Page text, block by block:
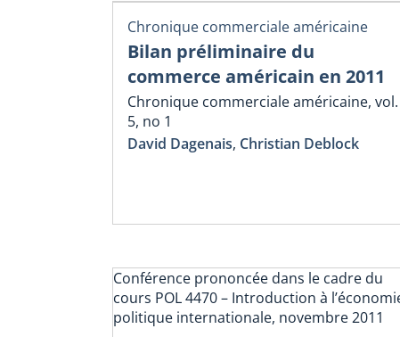
Chronique commerciale américaine
Bilan préliminaire du
commerce américain en 2011
Chronique commerciale américaine, vol.
5, no 1
David Dagenais, Christian Deblock
Conférence prononcée dans le cadre du
cours POL 4470 – Introduction à
politique internationale, novembre 2011